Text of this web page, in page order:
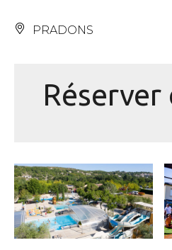
PRADONS
Réserver